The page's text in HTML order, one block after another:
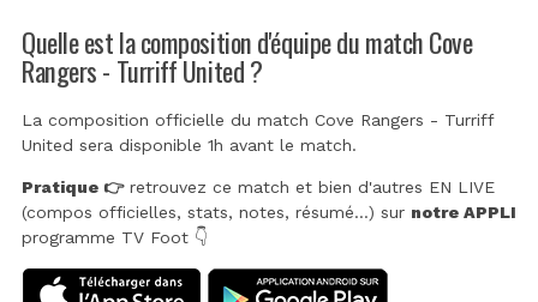
Quelle est la composition d'équipe du match Cove
Rangers - Turriff United ?
La composition officielle du match Cove Rangers - Turriff
United sera disponible 1h avant le match.
Pratique 👉retrouvez ce match et bien d'autres EN LIVE
(compos officielles, stats, notes, résumé...) sur notre APPLI
programme TV Foot 👇